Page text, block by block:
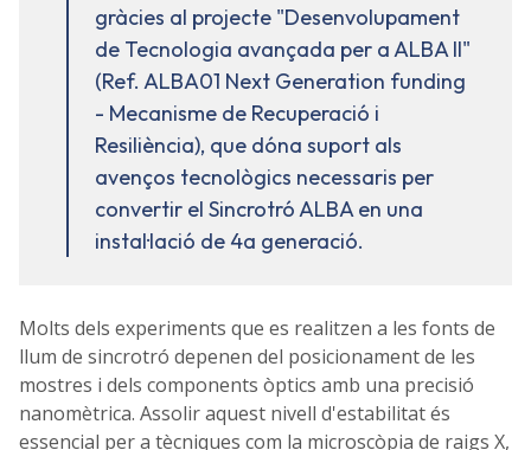
gràcies al projecte "Desenvolupament
de Tecnologia avançada per a ALBA II"
(Ref. ALBA01 Next Generation funding
- Mecanisme de Recuperació i
Resiliència), que dóna suport als
avenços tecnològics necessaris per
convertir el Sincrotró ALBA en una
instal·lació de 4a generació.
Molts dels experiments que es realitzen a les fonts de
llum de sincrotró depenen del posicionament de les
mostres i dels components òptics amb una precisió
nanomètrica. Assolir aquest nivell d'estabilitat és
essencial per a tècniques com la microscòpia de raigs X,